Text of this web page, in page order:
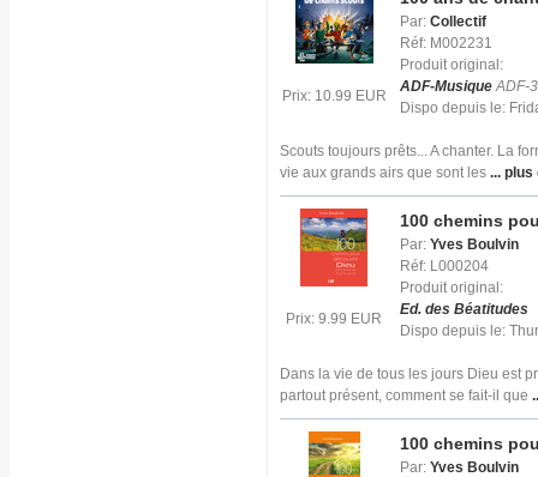
Prix: 10.99 EUR
Par: Collectif
Réf: M002231
Produit original:
ADF-MusiqueADF-
Dispo depuis le:
Scouts toujours prêts... A chanter. La
vie aux grands airs que sont les ...
Prix: 9.99 EUR
100 chemins
Par: Yves Boulvin
Réf: L000204
Produit original:
Ed. des Béatitudes
Dispo depuis le:
Dans la vie de tous les jours Dieu est
partout présent, comment se fait-il que
100 chemins
Par: Yves Boulvin